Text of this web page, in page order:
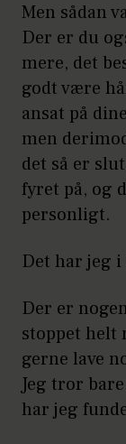
Men sådan
Der er du
mere, det
godt være
ansat på
men
det så er
fyret på, og
personligt.
Det har jeg
Der er
stoppet helt
gerne lave
Jeg tror
har jeg